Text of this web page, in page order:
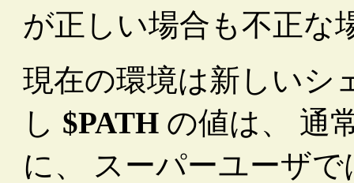
が正しい場合も不正な
現在の環境は新しいシ
し $PATH の値は、 通
に、 スーパーユーザ